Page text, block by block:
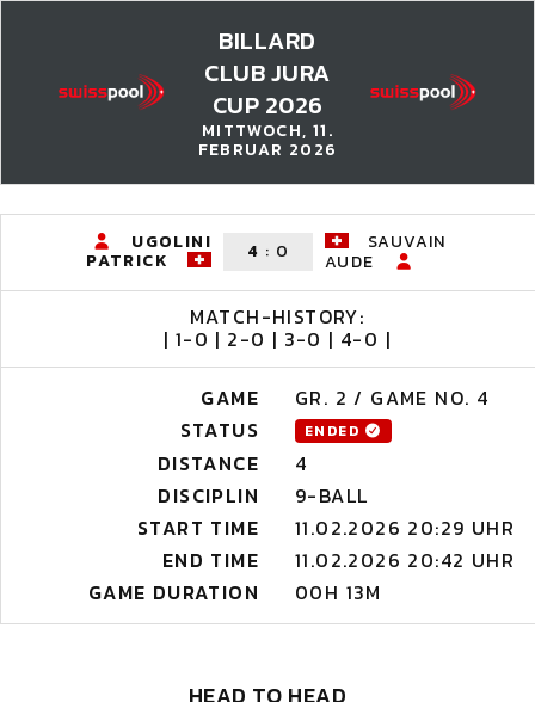
BILLARD
CLUB JURA
CUP 2026
MITTWOCH, 11.
FEBRUAR 2026
UGOLINI
PATRICK 4 : 0
SAUVAIN
AUDE
MATCH-HISTORY:
| 1-0 | 2-0 | 3-0 | 4-0 |
GAME
GR. 2 / GAME NO. 4
STATUS
ENDED
DISTANCE
4
DISCIPLIN
9-BALL
START TIME
11.02.2026 20:29 UHR
END TIME
11.02.2026 20:42 UHR
GAME DURATION
00H 13M
HEAD TO HEAD